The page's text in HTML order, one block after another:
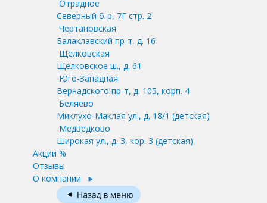
Отрадное
Северный б-р, 7Г стр. 2
Чертановская
Балаклавский пр-т, д. 16
Щёлковская
Щёлковское ш., д. 61
Юго-Западная
Вернадского пр-т, д. 105, корп. 4
Беляево
Миклухо-Маклая ул., д. 18/1 (детская)
Медведково
Широкая ул., д. 3, кор. 3 (детская)
Акции %
Отзывы
О компании